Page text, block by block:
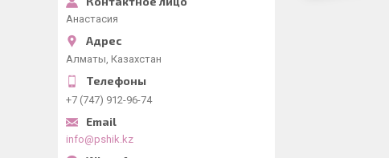
Анастасия
Алматы, Казахстан
+7 (747) 912-96-74
info@pshik.kz